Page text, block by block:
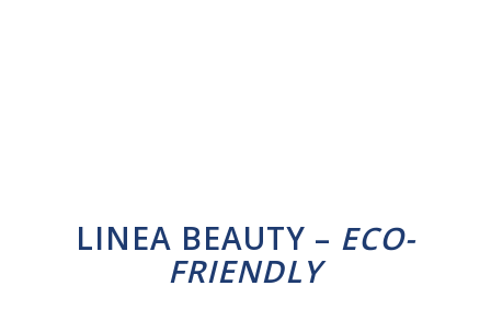
LINEA BEAUTY – ECO-
FRIENDLY